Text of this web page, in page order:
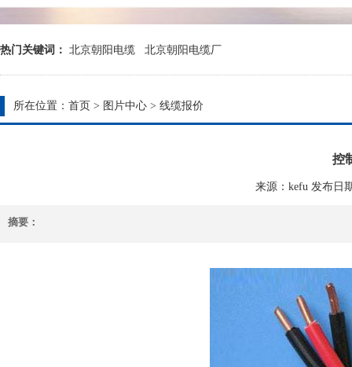
热门关键词： 北京朝阳电缆 北京朝阳电缆厂
所在位置： 首页 > 图片中心 > 线缆报价
控
来源：kefu 发布日
摘要：